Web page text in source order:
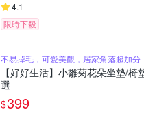
4.1
限時下殺
不易掉毛，可愛美觀，居家角落超加分
【好好生活】小雛菊花朵坐墊/椅
選
$399